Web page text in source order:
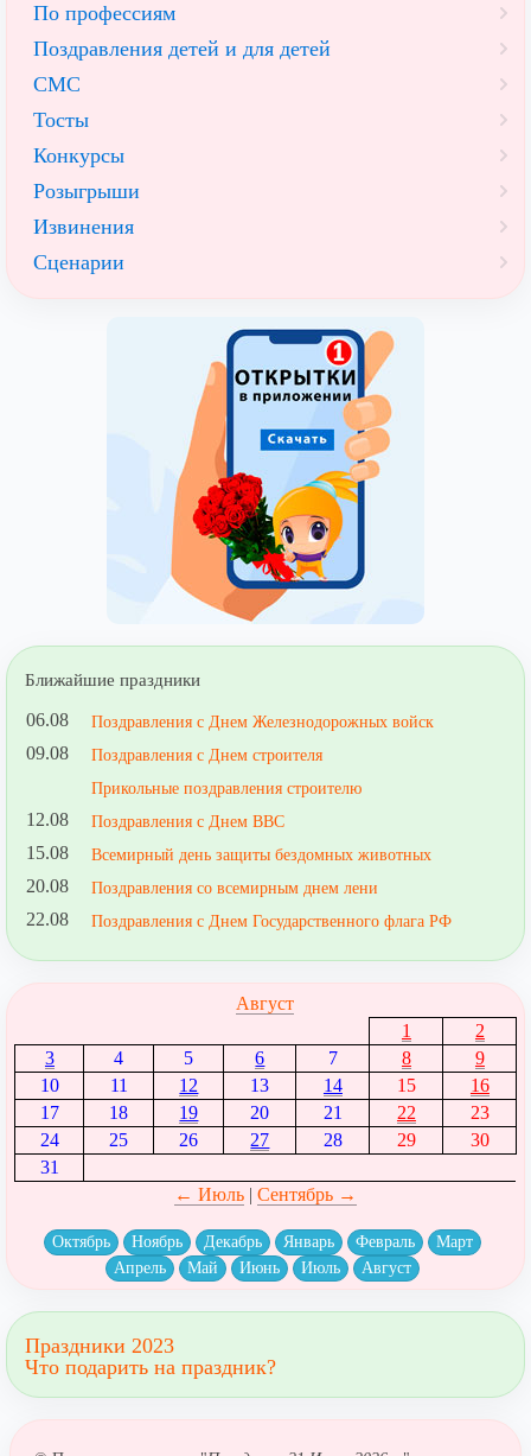
По профессиям
Поздравления детей и для детей
СМС
Тосты
Конкурсы
Розыгрыши
Извинения
Сценарии
Ближайшие праздники
06.08 Поздравления с Днем Железнодорожных войск
09.08
Поздравления с Днем строителя
Прикольные поздравления строителю
12.08 Поздравления с Днем ВВС
15.08 Всемирный день защиты бездомных животных
20.08 Поздравления со всемирным днем лени
22.08 Поздравления с Днем Государственного флага РФ
Август
1
2
3
4 5 6 7 8
9
10
11 12 13 14 15
16
17
18 19 20 21 22
23
24
25 26 27 28 29
30
31
← Июль| Сентябрь →
Октябрь Ноябрь Декабрь Январь Февраль
Март
Апрель
Май Июнь Июль Август
Праздники 2023
Что подарить на праздник?